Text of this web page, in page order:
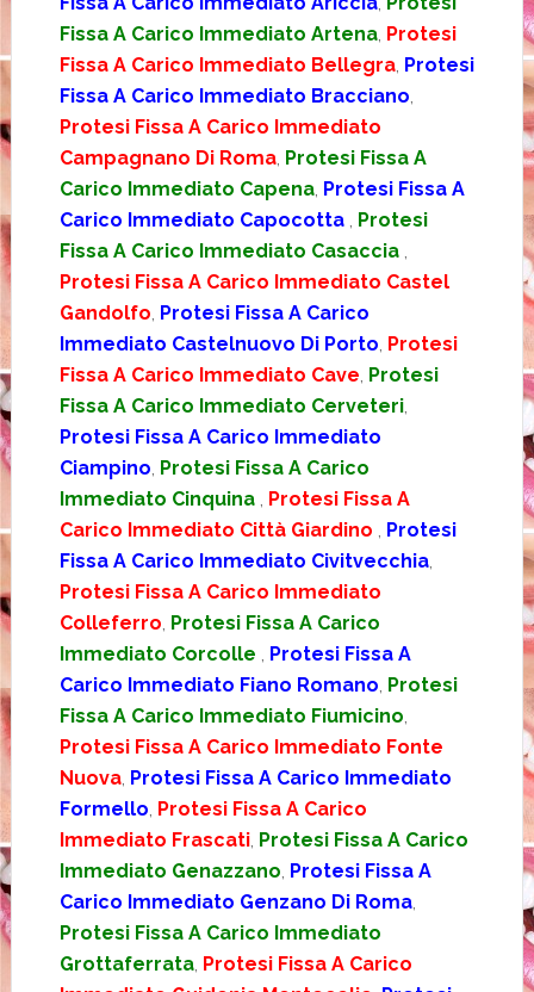
Fissa A Carico Immediato Artena, Protesi
Fissa A Carico Immediato Bellegra, Protesi
Fissa A Carico Immediato Bracciano
Protesi Fissa A Carico Immediato
Campagnano Di Roma, Protesi Fissa A
Carico Immediato Capena, Protesi Fissa A
Carico Immediato Capocotta
Protesi
Fissa A Carico Immediato Casaccia
Protesi Fissa A Carico Immediato Castel
Gandolfo Protesi Fissa A Carico
Immediato Castelnuovo Di Porto Protesi
Fissa A Carico Immediato Cave Protesi
Fissa A Carico Immediato Cerveteri,
Protesi Fissa A Carico Immediato
Ciampino Protesi Fissa A Carico
Immediato Cinquina
Protesi Fissa A
Carico Immediato Città Giardino
Protesi
Fissa A Carico Immediato Civitvecchia,
Protesi Fissa A Carico Immediato
Colleferro Protesi Fissa A Carico
Immediato Corcolle
Protesi Fissa A
Carico Immediato Fiano Romano Protesi
Fissa A Carico Immediato Fiumicino
Protesi Fissa A Carico Immediato Fonte
Nuova, Protesi Fissa A Carico Immediato
Formello Protesi Fissa A Carico
Immediato Frascati, Protesi Fissa A Carico
Immediato Genazzano Protesi Fissa A
Carico Immediato Genzano Di Roma,
Protesi Fissa A Carico Immediato
Grottaferrata, Protesi Fissa A Carico